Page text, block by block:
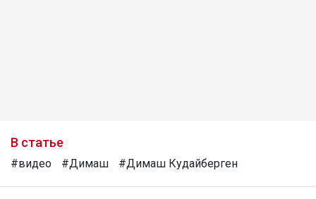
В статье
#видео #Димаш #Димаш Кудайберген